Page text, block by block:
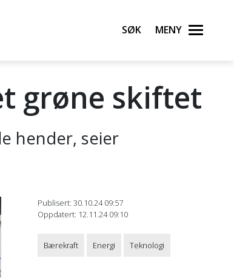
Søk Meny
grøne skiftet
hender, seier
Publisert: 30.10.24 09:57
Oppdatert: 12.11.24 09:10
Bærekraft Energi Teknologi